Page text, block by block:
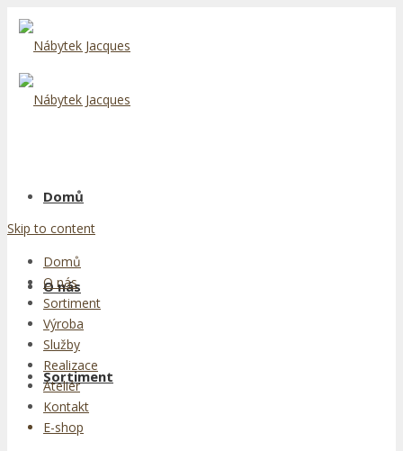
Domů
O nás
Sortiment
Skip to content
Domů
O nás
Sortiment
Výroba
Služby
Realizace
Ateliér
Kontakt
E-shop